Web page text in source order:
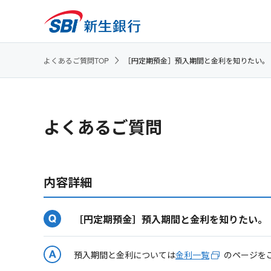
よくあるご質問TOP ［円定期預金］預入期間と金利を知りたい。
よくあるご質問
内容詳細
［円定期預金］預入期間と金利を知りたい。
預入期間と金利については金利一覧 のページを